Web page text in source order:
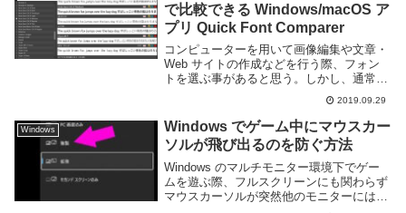
で比較できる Windows/macOS ア
プリ Quick Font Comparer
コンピューターを用いて画像編集や文章・
Web サイトの作成などを行う際、フォン
トを選ぶ事があると思う。しかし、通常コ
ンピュータの中には100を超えるフォント
が入っており、最適なものを選ぶのが大変
だ。PC 内にインストールしてあるフォン
トを比...
2019.09.29
Windows
Windows でゲーム中にマウスカー
ソルが飛び出るのを防ぐ方法
Windows のマルチモニター環境下でゲー
ムを遊ぶ際、フルスクリーンにも関わらず
マウスカーソルが突然他のモニターにはみ